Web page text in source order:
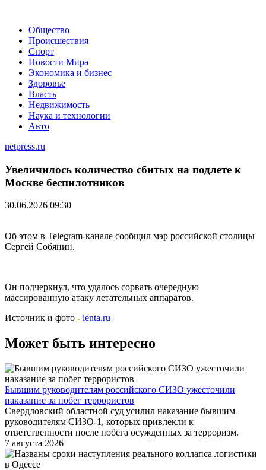
Общество
Происшествия
Спорт
Новости Мира
Экономика и бизнес
Здоровье
Власть
Недвижимость
Наука и технологии
Авто
netpress.ru
Увеличилось количество сбитых на подлете к
Москве беспилотников
30.06.2026 09:30
Об этом в Telegram-канале сообщил мэр российской столицы
Сергей Собянин.
Он подчеркнул, что удалось сорвать очередную
массированную атаку летательных аппаратов.
Источник и фото - lenta.ru
Может быть интересно
Бывшим руководителям российского СИЗО ужесточили
наказание за побег террористов
Свердловский областной суд усилил наказание бывшим
руководителям СИЗО-1, которых привлекли к
ответственности после побега осужденных за терроризм.
7 августа 2026